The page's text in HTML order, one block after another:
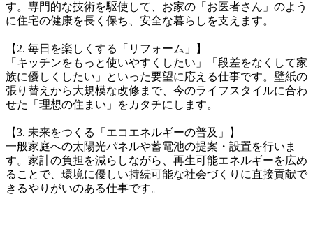
す。専門的な技術を駆使して、お家の「お医者さん」のよう
に住宅の健康を長く保ち、安全な暮らしを支えます。
【2. 毎日を楽しくする「リフォーム」】
「キッチンをもっと使いやすくしたい」「段差をなくして家
族に優しくしたい」といった要望に応える仕事です。壁紙の
張り替えから大規模な改修まで、今のライフスタイルに合わ
せた「理想の住まい」をカタチにします。
【3. 未来をつくる「エコエネルギーの普及」】
一般家庭への太陽光パネルや蓄電池の提案・設置を行いま
す。家計の負担を減らしながら、再生可能エネルギーを広め
ることで、環境に優しい持続可能な社会づくりに直接貢献で
きるやりがいのある仕事です。